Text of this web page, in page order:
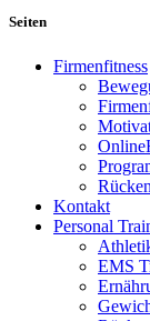
Seiten
Firmenfitness
Kontakt
Personal
EMS